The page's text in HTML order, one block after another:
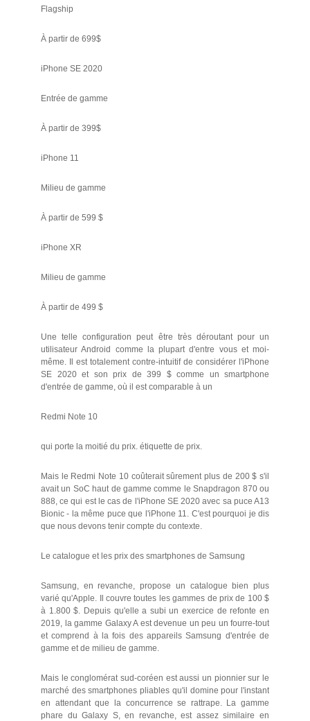
Flagship
À partir de 699$
iPhone SE 2020
Entrée de gamme
À partir de 399$
iPhone 11
Milieu de gamme
À partir de 599 $
iPhone XR
Milieu de gamme
À partir de 499 $
Une telle configuration peut être très déroutant pour un
utilisateur Android comme la plupart d'entre vous et moi-
même. Il est totalement contre-intuitif de considérer l'iPhone
SE 2020 et son prix de 399 $ comme un smartphone
d'entrée de gamme, où il est comparable à un
Redmi Note 10
qui porte la moitié du prix. étiquette de prix.
Mais le Redmi Note 10 coûterait sûrement plus de 200 $ s'il
avait un SoC haut de gamme comme le Snapdragon 870 ou
888, ce qui est le cas de l'iPhone SE 2020 avec sa puce A13
Bionic - la même puce que l'iPhone 11. C'est pourquoi je dis
que nous devons tenir compte du contexte.
Le catalogue et les prix des smartphones de Samsung
Samsung, en revanche, propose un catalogue bien plus
varié qu'Apple. Il couvre toutes les gammes de prix de 100 $
à 1.800 $. Depuis qu'elle a subi un exercice de refonte en
2019, la gamme Galaxy A est devenue un peu un fourre-tout
et comprend à la fois des appareils Samsung d'entrée de
gamme et de milieu de gamme.
Mais le conglomérat sud-coréen est aussi un pionnier sur le
marché des smartphones pliables qu'il domine pour l'instant
en attendant que la concurrence se rattrape. La gamme
phare du Galaxy S, en revanche, est assez similaire en